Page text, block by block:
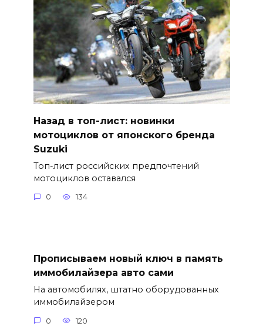
Назад в топ-лист: новинки
мотоциклов от японского бренда
Suzuki
Топ-лист российских предпочтений
мотоциклов оставался
0 134
Прописываем новый ключ в память
иммобилайзера авто сами
На автомобилях, штатно оборудованных
иммобилайзером
0 120